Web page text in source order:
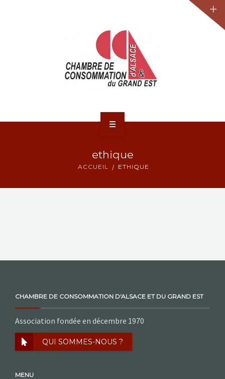
ethique
ACCUEIL ETHIQUE
CHAMBRE DE CONSOMMATION D'ALSACE ET DU GRAND EST
Association fondée en décembre 1970
QUI SOMMES-NOUS ?
MENU